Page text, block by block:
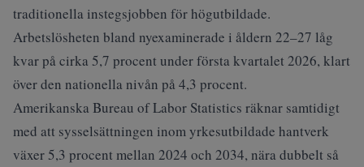
traditionella instegsjobben för högutbildade.
Arbetslösheten bland nyexaminerade i åldern 22–27 låg
kvar på cirka 5,7 procent under första kvartalet 2026, klart
över den nationella nivån på 4,3 procent.
Amerikanska Bureau of Labor Statistics räknar samtidigt
med att sysselsättningen inom yrkesutbildade hantverk
växer 5,3 procent mellan 2024 och 2034, nära dubbelt så